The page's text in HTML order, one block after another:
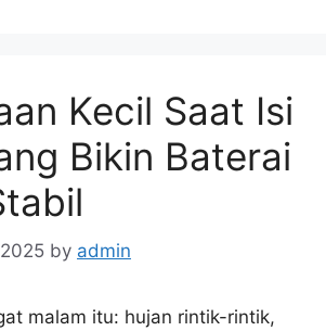
Kecil Saat Isi
Bikin Baterai
by admin
malam itu: hujan rintik-rintik,